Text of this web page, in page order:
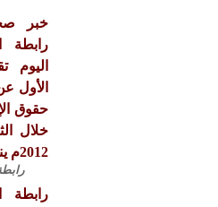
خبر
رابطة
اليوم
الأول
حقوق
خلال
2012م يناير وفبراير ومارس .
رابطة